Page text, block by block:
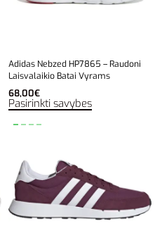
Adidas Nebzed HP7865 – Raudoni
Laisvalaikio Batai Vyrams
68,00€
Pasirinkti savybes